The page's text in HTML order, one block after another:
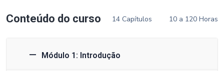
Conteúdo do curso 14 Capítulos 10 a 120 Horas
Módulo 1: Introdução